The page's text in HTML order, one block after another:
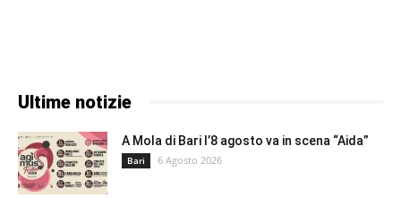
Ultime notizie
A Mola di Bari l’8 agosto va in scena “Aida”
Bari 6 Agosto 2026